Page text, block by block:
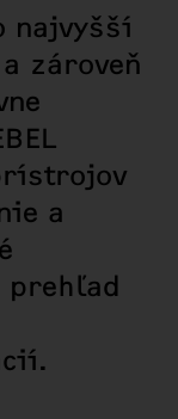
najvyšší
zároveň
a